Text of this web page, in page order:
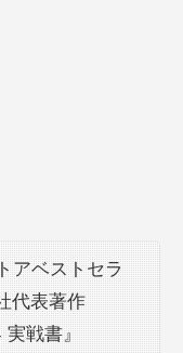
アベストセラ
代表著作
実戦書』